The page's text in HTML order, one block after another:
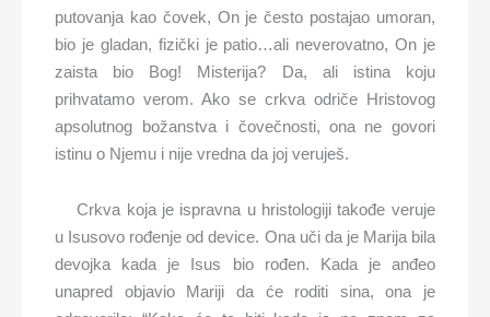
putovanja kao čovek, On je često postajao umoran,
bio je gladan, fizički je patio…ali neverovatno, On je
zaista bio Bog! Misterija? Da, ali istina koju
prihvatamo verom. Ako se crkva odriče Hristovog
apsolutnog božanstva i čovečnosti, ona ne govori
istinu o Njemu i nije vredna da joj veruješ.
Crkva koja je ispravna u hristologiji takođe veruje
u Isusovo rođenje od device. Ona uči da je Marija bila
devojka kada je Isus bio rođen. Kada je anđeo
unapred objavio Mariji da će roditi sina, ona je